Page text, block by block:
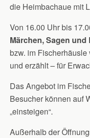
die Heimbachaue mit
Von 16.00 Uhr bis
Märchen, Sagen und
bzw. im
und erzählt – für
Das Angebot im
Besucher können auf
„einsteigen“.
Außerhalb der